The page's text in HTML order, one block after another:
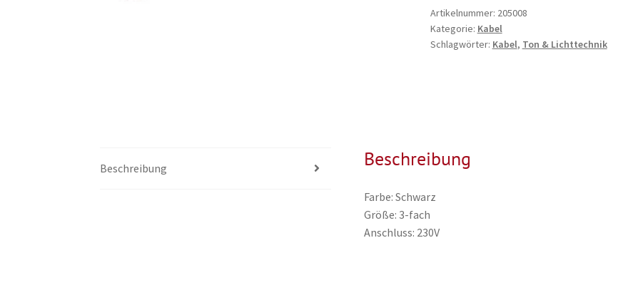
1,5mm²,
Profi
Menge
Artikelnummer: 205008
Kategorie: Kabel
Schlagwörter: Kabel, Ton & Lichttechnik
Beschreibung Beschreibung
Farbe: Schwarz
Größe: 3-fach
Anschluss: 230V